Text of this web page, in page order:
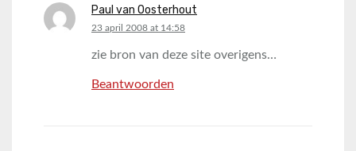
Paul van Oosterhout
says:
23 april 2008 at 14:58
zie bron van deze site overigens…
Beantwoorden